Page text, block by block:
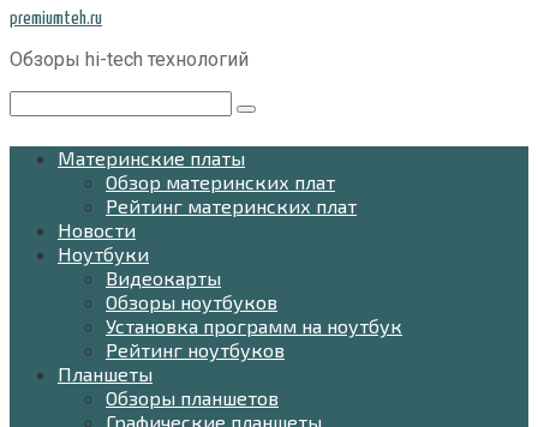
Перейти
контенту
premiumteh.ru
Обзоры hi-tech технологий
Материнские платы
Обзор материнских плат
Рейтинг материнских плат
Новости
Ноутбуки
Видеокарты
Обзоры ноутбуков
Установка программ на ноутбук
Рейтинг ноутбуков
Планшеты
Обзоры планшетов
Графические планшеты